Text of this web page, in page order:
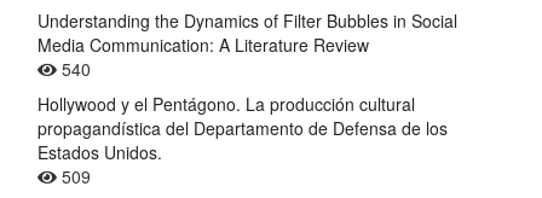
Understanding the Dynamics of Filter Bubbles in Social
Media Communication: A Literature Review
540
Hollywood y el Pentágono. La producción cultural
propagandística del Departamento de Defensa de los
Estados Unidos.
509